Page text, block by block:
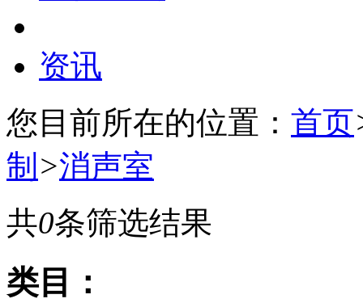
资讯
您目前所在的位置： 首页
制 >消声室
共0条筛选结果
类目：